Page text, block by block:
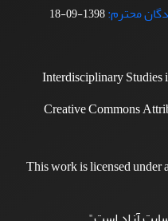
محترم:1398-09-18
Interdisciplinary Studies
Creative Commons
This work is licensed under